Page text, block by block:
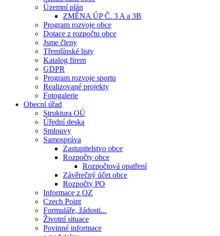
Územní plán
ZMĚNA ÚP Č. 3 A a 3B
Program rozvoje obce
Dotace z rozpočtu obce
Jsme členy
Třemšínské listy
Katalog firem
GDPR
Program rozvoje sportu
Realizované projekty
Fotogalerie
Obecní úřad
Struktura OÚ
Úřední deska
Smlouvy
Samospráva
Zastupitelstvo obce
Rozpočty obce
Rozpočtová opatření
Závěrečný účet obce
Rozpočty PO
Informace z OZ
Czech Point
Formuláře, žádosti...
Životní situace
Povinné informace